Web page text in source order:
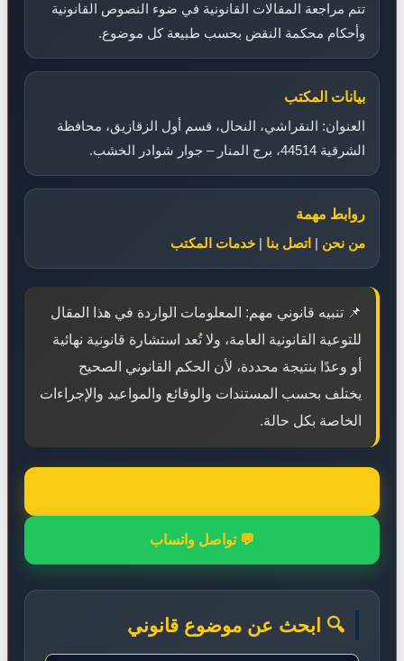
تتم مراجعة المقالات القانونية في ضوء النصوص القانونية
وأحكام محكمة النقض بحسب طبيعة كل موضوع.
بيانات المكتب
العنوان: النقراشي، النحال، قسم أول الزقازيق، محافظة
الشرقية 44514، برج المنار – جوار شوادر الخشب.
روابط مهمة
من نحن | اتصل بنا | خدمات المكتب
📌 تنبيه قانوني مهم: المعلومات الواردة في هذا المقال
للتوعية القانونية العامة، ولا تُعد استشارة قانونية نهائية
أو وعدًا بنتيجة محددة، لأن الحكم القانوني الصحيح
يختلف بحسب المستندات والوقائع والمواعيد والإجراءات
الخاصة بكل حالة.
💬 تواصل واتساب
🔍 ابحث عن موضوع قانوني